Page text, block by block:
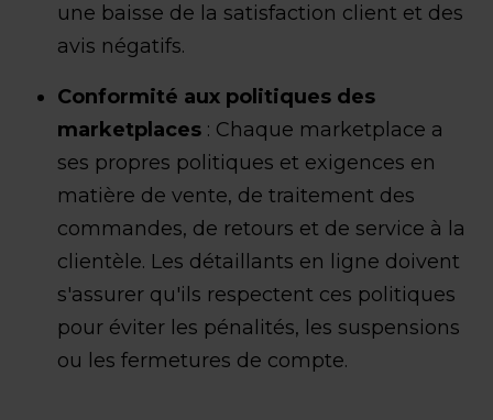
une baisse de la satisfaction client et des
avis négatifs.
Conformité aux politiques des
marketplaces : Chaque marketplace a
ses propres politiques et exigences en
matière de vente, de traitement des
commandes, de retours et de service à la
clientèle. Les détaillants en ligne doivent
s'assurer qu'ils respectent ces politiques
pour éviter les pénalités, les suspensions
ou les fermetures de compte.